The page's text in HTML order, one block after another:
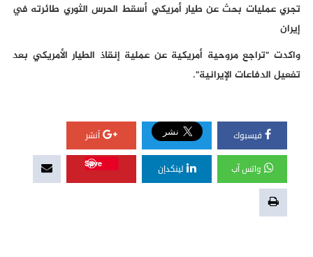
تجري عمليات بحث عن طيار أمريكي أسقط الحرس الثوري طائرته في
إيران
واكدت "تراجع مروحية أمريكية عن عملية إنقاذ الطيار الأمريكي بعد
تفعيل الدفاعات الإيرانية".
فيسبوك أنشر
واتس آب لينكدإن
Save